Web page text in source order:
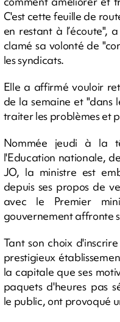
C'est cette feuille de
en restant à l’écoute",
clamé sa volonté de
les syndicats.
Elle a affirmé vouloir
de la semaine et "dans
traiter les problèmes et
Nommée jeudi à la
l'Education nationale,
JO, la ministre est
depuis ses propos de
avec le Premier
gouvernement affronte
Tant son choix
prestigieux
la capitale que ses
paquets d'heures pas
le public, ont provoqué